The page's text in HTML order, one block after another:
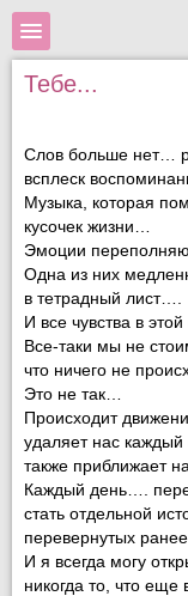
Тебе...
Слов больше нет…
всплеск
Музыка, которая
кусочек жизни…
Эмоции
Одна из них
в тетрадный лист….
И все чувства в
Все-таки мы не
что ничего не
Это не так…
Происходит
удаляет нас каждый
также приближает
Каждый день….
стать отдельной
перевернутых
И я всегда могу
никогда то, что